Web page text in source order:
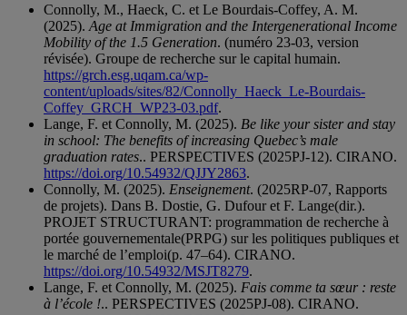
Connolly, M., Haeck, C. et Le Bourdais-Coffey, A. M.
(2025). Age at Immigration and the Intergenerational Income
Mobility of the 1.5 Generation. (numéro 23-03, version
révisée). Groupe de recherche sur le capital humain.
https://grch.esg.uqam.ca/wp-
content/uploads/sites/82/Connolly_Haeck_Le-Bourdais-
Coffey_GRCH_WP23-03.pdf.
Lange, F. et Connolly, M. (2025). Be like your sister and stay
in school: The benefits of increasing Quebec’s male
graduation rates.. PERSPECTIVES (2025PJ-12). CIRANO.
https://doi.org/10.54932/QJJY2863.
Connolly, M. (2025). Enseignement. (2025RP-07, Rapports
de projets). Dans B. Dostie, G. Dufour et F. Lange(dir.).
PROJET STRUCTURANT: programmation de recherche à
portée gouvernementale(PRPG) sur les politiques publiques et
le marché de l’emploi(p. 47–64). CIRANO.
https://doi.org/10.54932/MSJT8279.
Lange, F. et Connolly, M. (2025). Fais comme ta sœur : reste
à l’école !.. PERSPECTIVES (2025PJ-08). CIRANO.